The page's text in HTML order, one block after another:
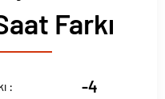
Farkı
: -4